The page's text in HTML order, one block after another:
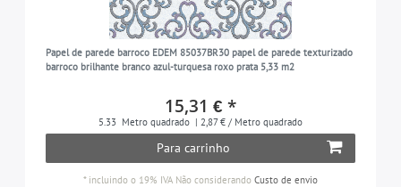
Papel de parede barroco EDEM 85037BR30 papel de parede texturizado
barroco brilhante branco azul-turquesa roxo prata 5,33 m2
15,31 € *
5.33 Metro quadrado | 2,87 € / Metro quadrado
Para carrinho
* incluindo o 19% IVA Não considerando Custo de envio